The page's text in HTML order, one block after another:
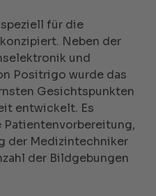
für die
Neben der
und
Positrigo wurde das
Gesichtspunkten
entwickelt. Es
der Medizintechniker
der Bildgebungen